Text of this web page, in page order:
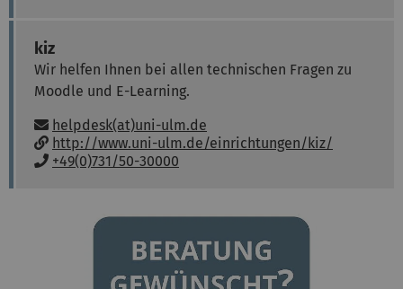
:e
f
o
n
kiz
Wir helfen Ihnen bei allen technischen Fragen zu
Moodle und E-Learning.
E-Mail:
helpdesk(at)uni-ulm.de
w
w
http://www.uni-ulm.de/einrichtungen/kiz/
T+49(0)731/50-30000